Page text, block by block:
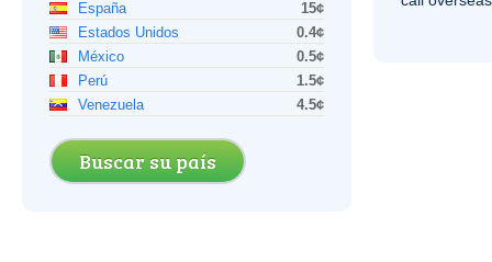
España
15¢
Estados Unidos
0.4¢
México
0.5¢
Perú
1.5¢
Venezuela
4.5¢
Buscar su país